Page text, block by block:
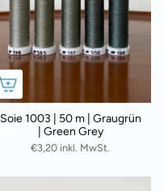
Soie 1003 | 50 m | Graugrün
| Green Grey
€3,20 inkl. MwSt.